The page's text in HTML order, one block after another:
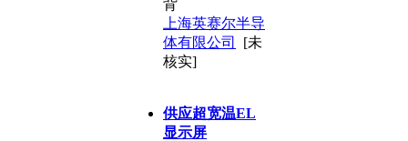
背
上海英赛尔半导
体有限公司
[未
核实]
供应超宽温EL
显示屏